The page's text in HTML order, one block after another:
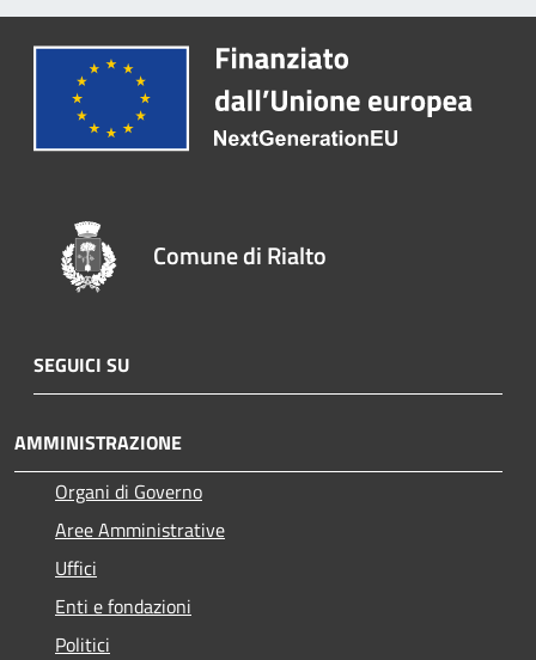
Comune di Rialto
SEGUICI SU
AMMINISTRAZIONE
Organi di Governo
Aree Amministrative
Uffici
Enti e fondazioni
Politici